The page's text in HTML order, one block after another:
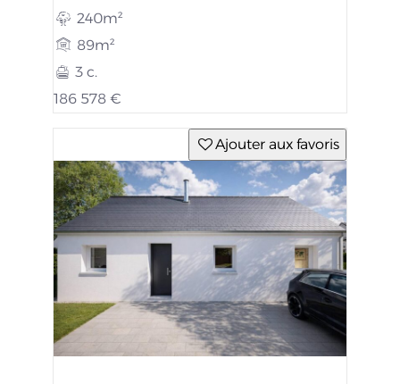
240m²
89m²
3 c.
186 578 €
Ajouter aux favoris